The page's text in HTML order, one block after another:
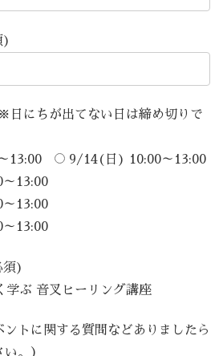
)
にちが出てない日は締め切りで
13:00
9/14(日) 10:00～13:00
13:00
13:00
13:00
須)
学ぶ 音叉ヒーリング講座
ントに関する質問などありましたら
。）